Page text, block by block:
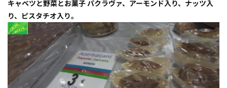
キャベツと野菜とお菓子 パクラヴァ、アーモンド入り、ナッツ入
り、ピスタチオ入り。